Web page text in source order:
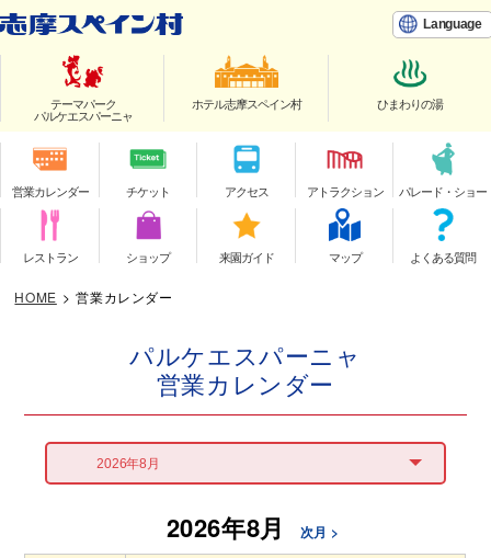
Language
テーマパーク
パルケエスパーニャ
ホテル志摩スペイン村 ひまわりの湯
営業カレンダー チケット アクセス アトラクション パレード・ショー
レストラン ショップ 来園ガイド マップ よくある質問
HOME > 営業カレンダー
パルケエスパーニャ
営業カレンダー
2026年8月 次月 >